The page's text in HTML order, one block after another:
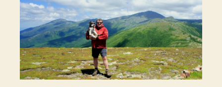
És
egy
tél
alatt
48
hegycsúcsot?
bejegyzéshez